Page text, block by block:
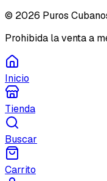
© 2026 Puros
Prohibida la venta a
Inicio
Tienda
Buscar
Carrito